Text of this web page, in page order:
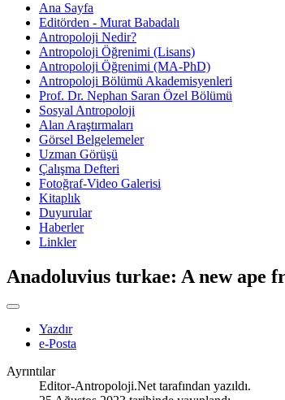
Ana Sayfa
Editörden - Murat Babadalı
Antropoloji Nedir?
Antropoloji Öğrenimi (Lisans)
Antropoloji Öğrenimi (MA-PhD)
Antropoloji Bölümü Akademisyenleri
Prof. Dr. Nephan Saran Özel Bölümü
Sosyal Antropoloji
Alan Araştırmaları
Görsel Belgelemeler
Uzman Görüşü
Çalışma Defteri
Fotoğraf-Video Galerisi
Kitaplık
Duyurular
Haberler
Linkler
Anadoluvius turkae: A new ape
Yazdır
e-Posta
Ayrıntılar
Editor-Antropoloji.Net tarafından yazıldı.